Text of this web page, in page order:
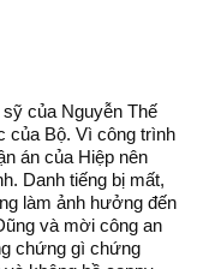
của Nguyễn Thế
của Bộ. Vì công trình
án của Hiệp nên
Danh tiếng bị mất,
làm ảnh hưởng đến
và mời công an
chứng gì chứng